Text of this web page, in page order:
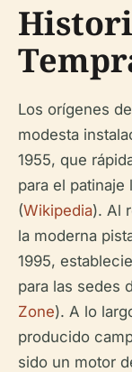
Los orígenes
modesta
1955, que
para el
(Wikipedia). Al
la moderna
1995,
para las sedes
Zone). A lo
producido
sido un motor